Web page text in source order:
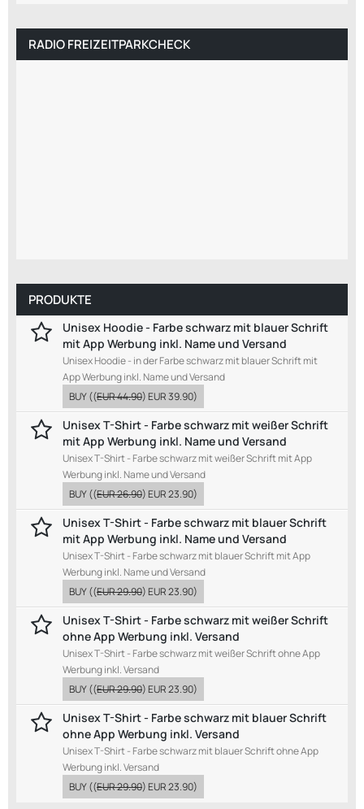
RADIO FREIZEITPARKCHECK
PRODUKTE
Unisex Hoodie - Farbe schwarz mit blauer Schrift
mit App Werbung inkl. Name und Versand
Unisex Hoodie - in der Farbe schwarz mit blauer Schrift mit
App Werbung inkl. Name und Versand
BUY((EUR 44.90)EUR 39.90)
Unisex T-Shirt - Farbe schwarz mit weißer Schrift
mit App Werbung inkl. Name und Versand
Unisex T-Shirt - Farbe schwarz mit weißer Schrift mit App
Werbung inkl. Name und Versand
BUY((EUR 26.90)EUR 23.90)
Unisex T-Shirt - Farbe schwarz mit blauer Schrift
mit App Werbung inkl. Name und Versand
Unisex T-Shirt - Farbe schwarz mit blauer Schrift mit App
Werbung inkl. Name und Versand
BUY((EUR 29.90)EUR 23.90)
Unisex T-Shirt - Farbe schwarz mit weißer Schrift
ohne App Werbung inkl. Versand
Unisex T-Shirt - Farbe schwarz mit weißer Schrift ohne App
Werbung inkl. Versand
BUY((EUR 29.90)EUR 23.90)
Unisex T-Shirt - Farbe schwarz mit blauer Schrift
ohne App Werbung inkl. Versand
Unisex T-Shirt - Farbe schwarz mit blauer Schrift ohne App
Werbung inkl. Versand
BUY((EUR 29.90)EUR 23.90)